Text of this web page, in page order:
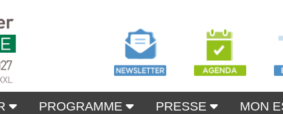
PROGRAMME PRESSE MON